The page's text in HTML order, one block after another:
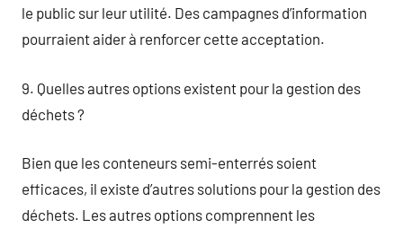
le public sur leur utilité. Des campagnes d’information
pourraient aider à renforcer cette acceptation.
9. Quelles autres options existent pour la gestion des
déchets ?
Bien que les conteneurs semi-enterrés soient
efficaces, il existe d’autres solutions pour la gestion des
déchets. Les autres options comprennent les